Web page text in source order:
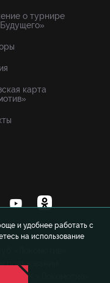
и удобнее работать с
на использование
о турнире
карта
«Локомотив»
ФК «Локомотив»